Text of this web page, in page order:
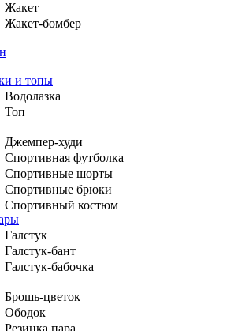
Жакет
Жакет-бомбер
и топы
Водолазка
Топ
Джемпер-худи
Спортивная футболка
Спортивные шорты
Спортивные брюки
Спортивный костюм
Галстук
Галстук-бант
Галстук-бабочка
Брошь-цветок
Ободок
Резинка пара